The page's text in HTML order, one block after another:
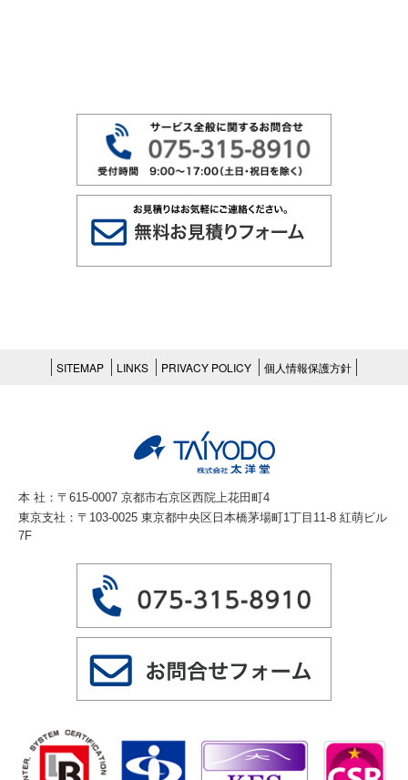
部のサービスを利用してお客様全体のアクセス
動向を把握しているページがあります。
得られた情報は、Webサイトの改善などの目的
に利用させていただきます。
例外事項
上記「個人情報の取得・利用」及び「個人情報
の第三者提供」以外に利用・第三者提供する場
人の生命、身体または財産の保護のために必要
がある場合であって、本人の同意を得ることが
のために特に必要がある場合であって、本人の
同意を得ることが困難であるとき
国の機関若しくは地方公共団体またはその委託
を受けた者が法令の定める事務を遂行すること
支障を及ぼすおそれがあるとき
委託先の監督
当社は、お客様へ商品やサービスを提供する等
の業務遂行上、個人情報の一部を外部の委託先
へ提供する場合がありますが目的の範囲を超
え、個人情報を使用させることはありません。
十分な個人情報の保護水準を満たしている者を
うように管理いたします。
個人情報の管理
SITEMAP LINKS PRIVACY POLICY 個人情報保護方針
本 社：〒615-0007 京都市右京区西院上花田町4
東京支社：〒103-0025 東京都中央区日本橋茅場町1丁目11-8 紅萌ビル
7F